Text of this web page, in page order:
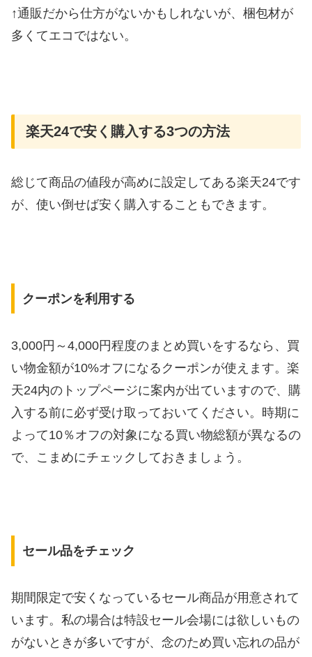
↑通販だから仕方がないかもしれないが、梱包材が
多くてエコではない。
楽天24で安く購入する3つの方法
総じて商品の値段が高めに設定してある楽天24です
が、使い倒せば安く購入することもできます。
クーポンを利用する
3,000円～4,000円程度のまとめ買いをするなら、買
い物金額が10%オフになるクーポンが使えます。楽
天24内のトップページに案内が出ていますので、購
入する前に必ず受け取っておいてください。時期に
よって10％オフの対象になる買い物総額が異なるの
で、こまめにチェックしておきましょう。
セール品をチェック
期間限定で安くなっているセール商品が用意されて
います。私の場合は特設セール会場には欲しいもの
がないときが多いですが、念のため買い忘れの品が